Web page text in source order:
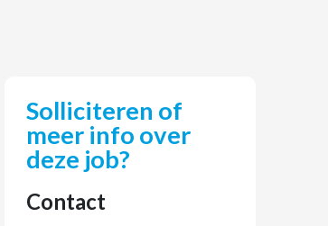
Solliciteren of
meer info over
deze job?
Contact